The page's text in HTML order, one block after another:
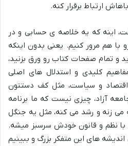
ارتباط برقرار کنه.
اینه که یه خلاصه ی حسابی و در
با هم مرور کنیم. یعنی بدون اینکه
و تمام صفحات کتاب رو ورق بزنید،
کلیدی و استدلال های اصلی
و سیاست، مثل کف دستتون
آزاد، چیزی نیست که ما برنامه
می زنه و رشد می کنه، مثل یه جنگل
با نظم و قانون خودش سرسبز میشه.
های این متفکر بزرگ و ببینیم